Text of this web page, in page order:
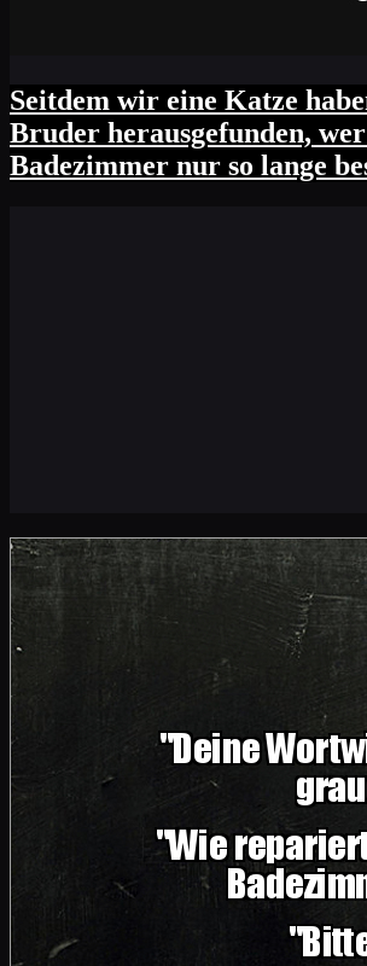
Seitdem wir eine Katze
Bruder herausgefunden,
Badezimmer nur so lange